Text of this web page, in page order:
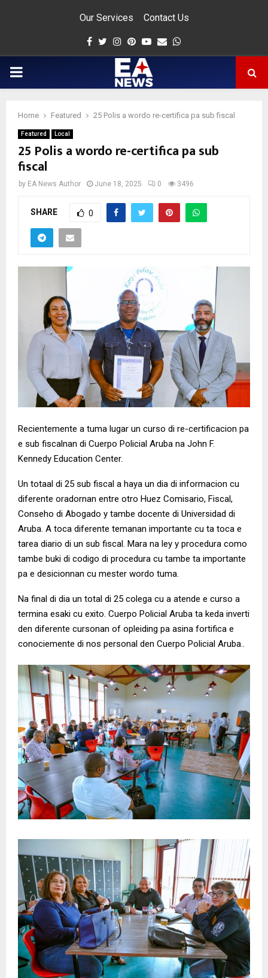
Our Services Contact Us
Facebook
Twitter
Instagram
Pinterest
Youtube
Email
PRIMARY
Home Featured 25 Polis a wordo re-certifica pa sub fiscal
Featured Local
25 Polis a wordo re-certifica pa sub
fiscal
by EA News Author June 18, 2025 0 3496
SHARE 0
Recientemente a tuma lugar un curso di re-certificacion pa
e sub fiscalnan di Cuerpo Policial Aruba na John F.
Kennedy Education Center.
Un totaal di 25 sub fiscal a haya un dia di informacion cu
diferente oradornan entre otro Huez Comisario, Fiscal,
Conseho di Abogado y tambe docente di Universidad di
Aruba. A toca diferente temanan importante cu ta toca e
tarea diario di un sub fiscal. Mara na ley y procedura como
tambe buki di codigo di procedura cu tambe ta importante
pa e desicionnan cu mester wordo tuma.
Na final di dia un total di 25 colega cu a atende e curso a
termina esaki cu exito. Cuerpo Policial Aruba ta keda inverti
den diferente cursonan of opleiding pa asina fortifica e
conociemente di nos personal den Cuerpo Policial Aruba..